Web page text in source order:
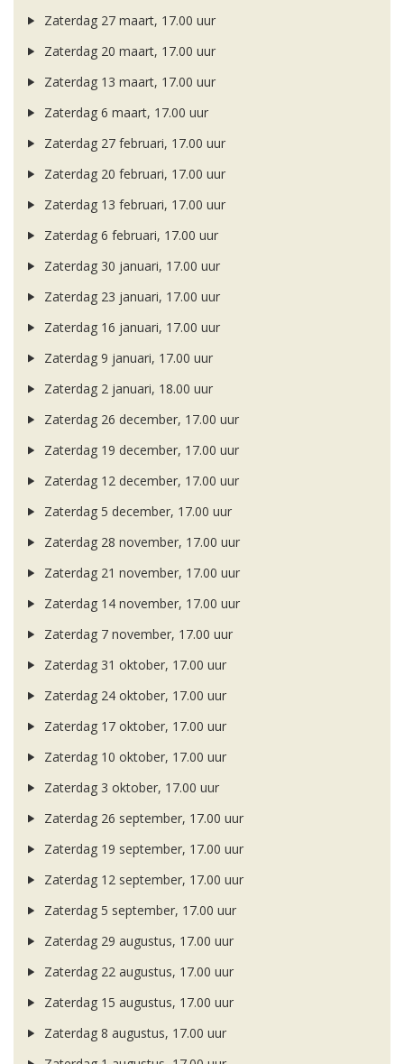
Zaterdag 27 maart, 17.00 uur
Zaterdag 20 maart, 17.00 uur
Zaterdag 13 maart, 17.00 uur
Zaterdag 6 maart, 17.00 uur
Zaterdag 27 februari, 17.00 uur
Zaterdag 20 februari, 17.00 uur
Zaterdag 13 februari, 17.00 uur
Zaterdag 6 februari, 17.00 uur
Zaterdag 30 januari, 17.00 uur
Zaterdag 23 januari, 17.00 uur
Zaterdag 16 januari, 17.00 uur
Zaterdag 9 januari, 17.00 uur
Zaterdag 2 januari, 18.00 uur
Zaterdag 26 december, 17.00 uur
Zaterdag 19 december, 17.00 uur
Zaterdag 12 december, 17.00 uur
Zaterdag 5 december, 17.00 uur
Zaterdag 28 november, 17.00 uur
Zaterdag 21 november, 17.00 uur
Zaterdag 14 november, 17.00 uur
Zaterdag 7 november, 17.00 uur
Zaterdag 31 oktober, 17.00 uur
Zaterdag 24 oktober, 17.00 uur
Zaterdag 17 oktober, 17.00 uur
Zaterdag 10 oktober, 17.00 uur
Zaterdag 3 oktober, 17.00 uur
Zaterdag 26 september, 17.00 uur
Zaterdag 19 september, 17.00 uur
Zaterdag 12 september, 17.00 uur
Zaterdag 5 september, 17.00 uur
Zaterdag 29 augustus, 17.00 uur
Zaterdag 22 augustus, 17.00 uur
Zaterdag 15 augustus, 17.00 uur
Zaterdag 8 augustus, 17.00 uur